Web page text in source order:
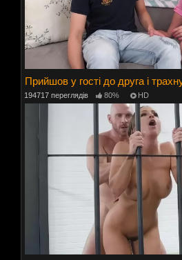
Прийшов у гості до друга і
194717 переглядів 80% HD